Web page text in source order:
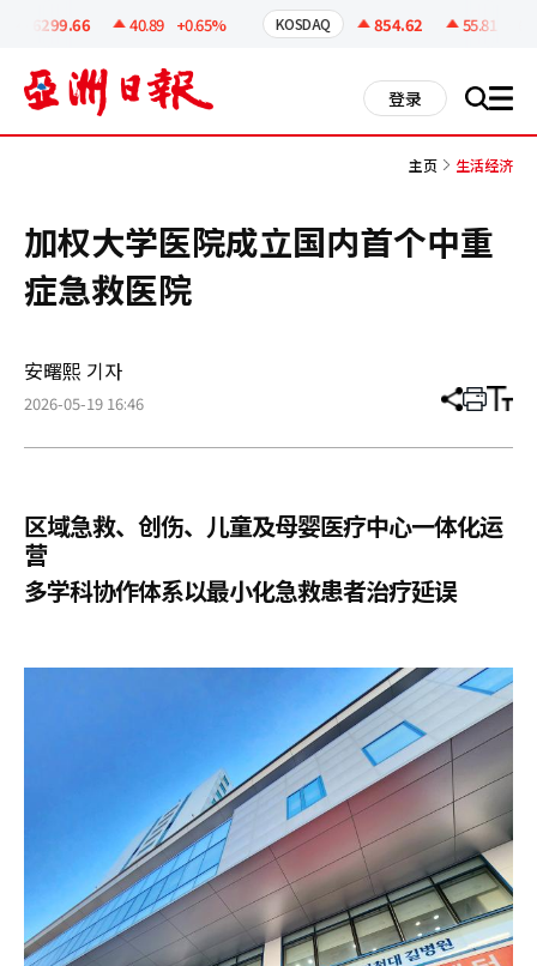
6299.66 40.89 +0.65% KOSDAQ 854.62 55.81
登录 搜 all
主页 生活经济
加权大学医院成立国内首个中重
症急救医院
安曙熙 기자
2026-05-19 16:46 分
章
打 调
小
区域急救、创伤、儿童及母婴医疗中心一体化运
营
多学科协作体系以最小化急救患者治疗延误